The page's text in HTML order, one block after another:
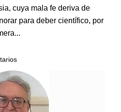
cuya mala fe deriva de
para deber científico, por